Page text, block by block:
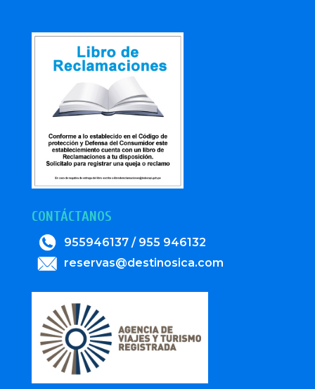
CONTÁCTANOS
955946137 / 955 946132
reservas@destinosica.com